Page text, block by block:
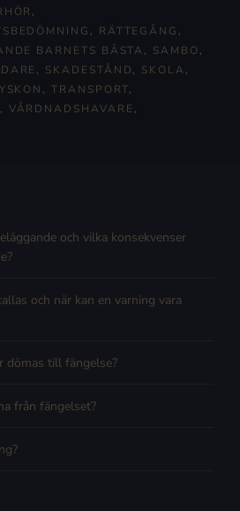
,
, RÄTTEGÅNG ,
BARNETS BÄSTA , SAMBO,
, SKADESTÅND, SKOLA ,
,TRANSPORT,
, VÅRDNADSHAVARE ,
och vilka konsekvenser
och när kan en varning vara
dömas till fängelse?
från fängelset?